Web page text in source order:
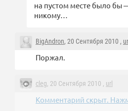
на пустом месте было бы
никому…
BigAndron, 20 Сентября 2010 , url
Поржал.
cleg, 20 Сентября 2010 , url
Комментарий скрыт.